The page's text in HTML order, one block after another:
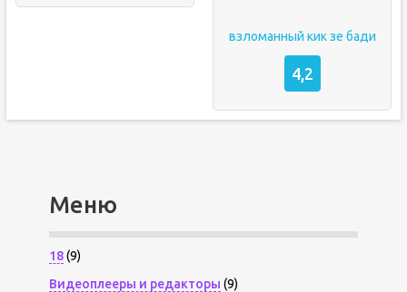
взломанный кик зе бади
4,2
Меню
18(9)
Видеоплееры и редакторы (9)